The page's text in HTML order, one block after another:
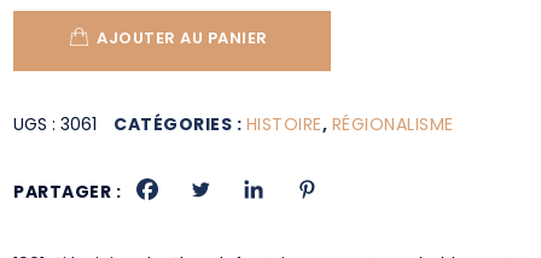
AJOUTER AU PANIER
UGS :3061 CATÉGORIES : HISTOIRE, RÉGIONALISME
PARTAGER :